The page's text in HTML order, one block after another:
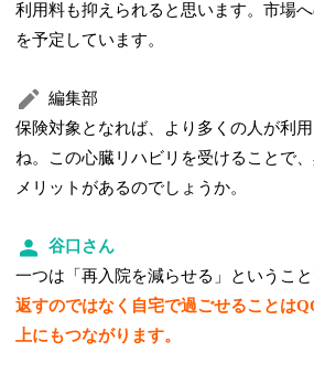
利用料も抑えられると思います。市場
を予定しています。
編集部
保険対象となれば、より多くの人が利
ね。この心臓リハビリを受けることで
メリットがあるのでしょうか。
谷口さん
一つは「再入院を減らせる」ということ
返すのではなく自宅で過ごせることは
上にもつながります。